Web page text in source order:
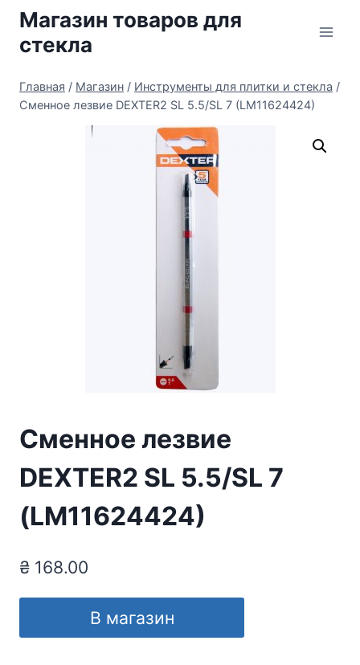
Перейти
содержимому
Магазин товаров для
стекла
Главная / Магазин / Инструменты для плитки и стекла /
Сменное лезвие DEXTER2 SL 5.5/SL 7 (LM11624424)
Сменное лезвие
DEXTER2 SL 5.5/SL 7
(LM11624424)
₴ 168.00
В магазин